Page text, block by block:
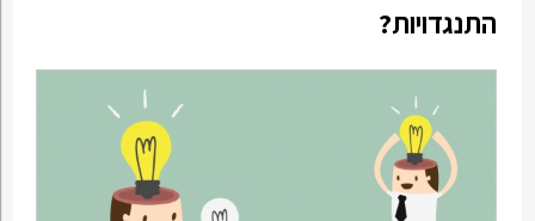
התנגדויות?